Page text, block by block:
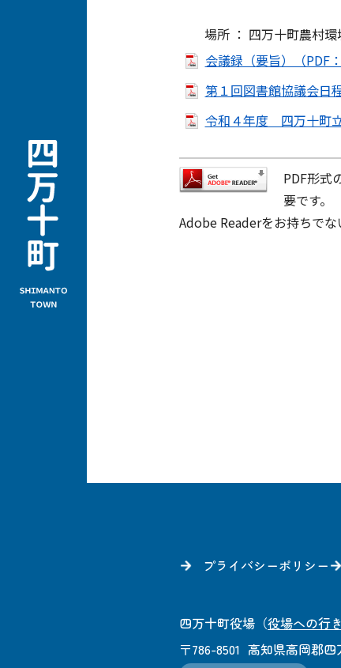
場所 ： 四万十町農村環
会議録（要旨）（PDF
第１回図書館協議会日
令和４年度 四万十町
PDF形式
要です。
Adobe Readerをお持ちでな
プライバシーポリシー
四万十町役場 （役場への行
〒786-8501 高知県高岡郡四